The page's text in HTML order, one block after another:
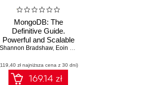
Kristina Chodorow
MongoDB: The
Definitive Guide.
Powerful and Scalable
Data Storage. 3rd
Shannon Bradshaw, Eoin Brazil
zł najniższa cena z 30 dni)
169.14 zł